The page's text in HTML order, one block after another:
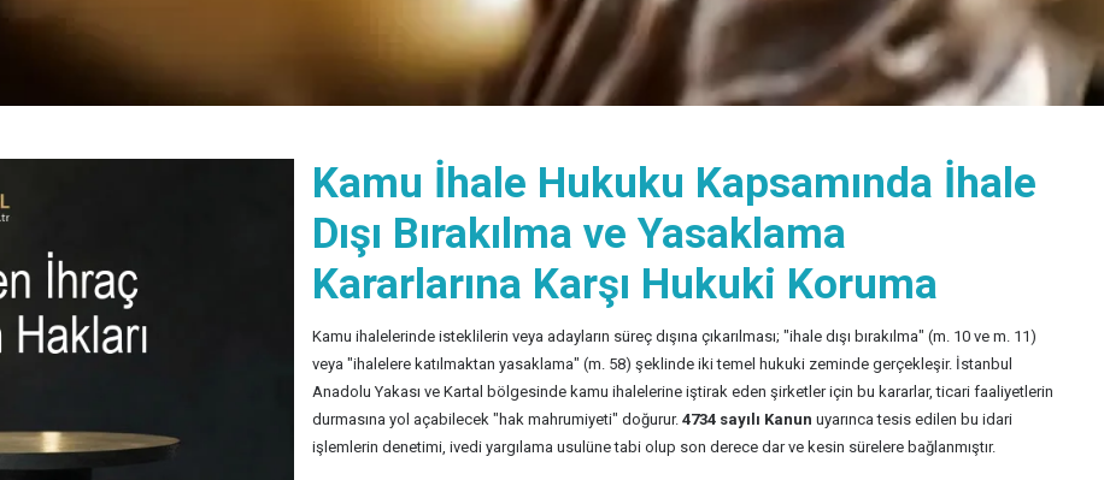
Kamu İhale Hukuku Kapsamında İhale
Dışı Bırakılma ve Yasaklama
Kararlarına Karşı Hukuki Koruma
Kamu ihalelerinde isteklilerin veya adayların süreç dışına çıkarılması; "ihale dışı bırakılma" (m. 10 ve m. 11)
veya "ihalelere katılmaktan yasaklama" (m. 58) şeklinde iki temel hukuki zeminde gerçekleşir. İstanbul
Anadolu Yakası ve Kartal bölgesinde kamu ihalelerine iştirak eden şirketler için bu kararlar, ticari faaliyetlerin
durmasına yol açabilecek "hak mahrumiyeti" doğurur. 4734 sayılı Kanun uyarınca tesis edilen bu idari
işlemlerin denetimi, ivedi yargılama usulüne tabi olup son derece dar ve kesin sürelere bağlanmıştır.